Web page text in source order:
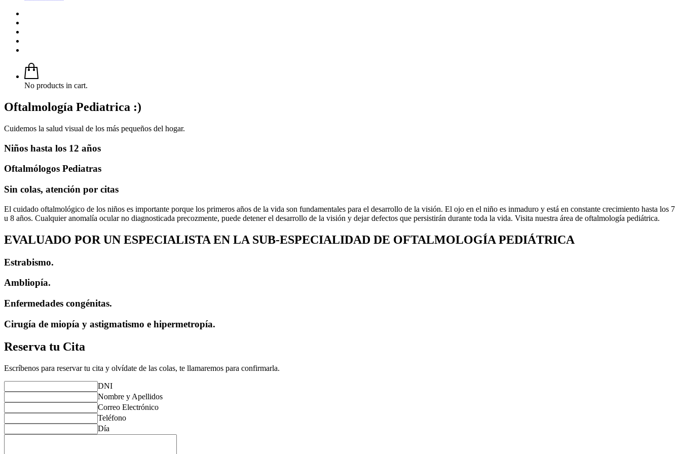
No products in cart.
Oftalmología Pediatrica :)
Cuidemos la salud visual de los más pequeños del hogar.
Niños hasta los 12 años
Oftalmólogos Pediatras
Sin colas, atención por citas
El cuidado oftalmológico de los niños es importante porque los primeros años de la vida son fundamentales para el desarrollo de la visión. El ojo en el niño es inmaduro y está en constante crecimiento hasta los 7
u 8 años. Cualquier anomalía ocular no diagnosticada precozmente, puede detener el desarrollo de la visión y dejar defectos que persistirán durante toda la vida. Visita nuestra área de oftalmología pediátrica.
EVALUADO POR UN ESPECIALISTA EN LA SUB-ESPECIALIDAD DE OFTALMOLOGÍA PEDIÁTRICA
Estrabismo.
Ambliopía.
Enfermedades congénitas.
Cirugía de miopía y astigmatismo e hipermetropía.
Reserva tu Cita
Escríbenos para reservar tu cita y olvídate de las colas, te llamaremos para confirmarla.
DNI
Nombre y Apellidos
Correo Electrónico
Teléfono
Día